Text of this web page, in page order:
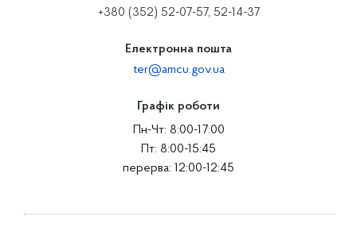
+380 (352) 52-07-57, 52-14-37
Електронна пошта
ter@amcu.gov.ua
Графік роботи
Пн-Чт: 8:00-17:00
Пт: 8:00-15:45
перерва: 12:00-12:45